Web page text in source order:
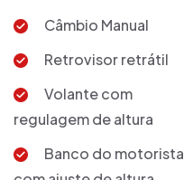
Câmbio Manual
Retrovisor retrátil
Volante com
regulagem de altura
Banco do motorista